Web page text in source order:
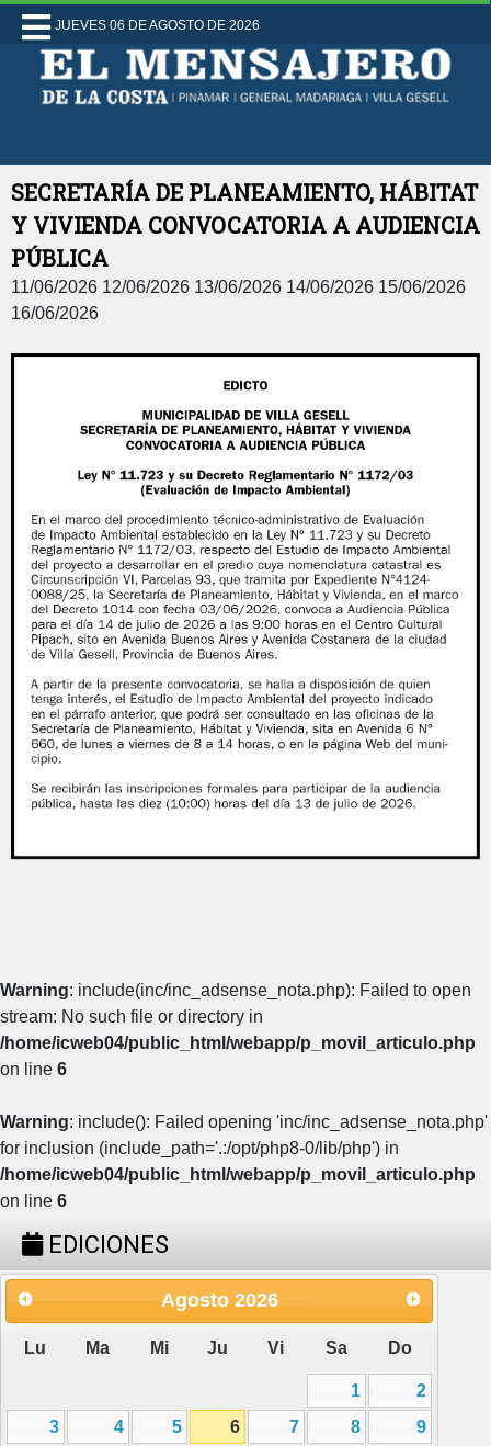
JUEVES 06 DE AGOSTO DE 2026
SECRETARÍA DE PLANEAMIENTO, HÁBITAT
Y VIVIENDA CONVOCATORIA A AUDIENCIA
PÚBLICA
11/06/2026 12/06/2026 13/06/2026 14/06/2026 15/06/2026
16/06/2026
Warning: include(inc/inc_adsense_nota.php): Failed to open
stream: No such file or directory in
/home/icweb04/public_html/webapp/p_movil_articulo.php
on line 6
Warning: include(): Failed opening 'inc/inc_adsense_nota.php'
for inclusion (include_path='.:/opt/php8-0/lib/php') in
/home/icweb04/public_html/webapp/p_movil_articulo.php
on line 6
EDICIONES
Agosto 2026
Lu Ma Mi Ju Vi Sa Do
1
2
3
4 5 6 7 8
9